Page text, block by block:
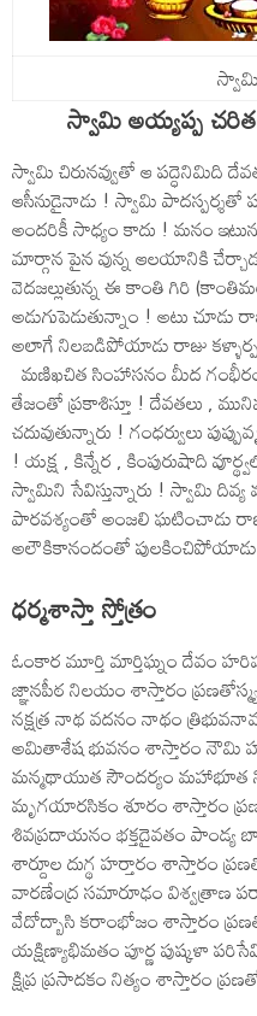
స్వామి అయ్యప్ప
స్వామి చిరునవ్వుతో ఆ పద్ధెనిమిది
ఆసీనుడైనాడు ! స్వామి పాదస్పర్శతో
అందరికీ సాధ్యం కాదు ! మనం
మార్గాన పైన వున్న ఆలయానికి
వెదజల్లుతున్న ఈ కాంతి గిరి
అడుగుపెడుతున్నాం ! అటు
అలాగే నిలబడిపోయాడు రాజు
మణిఖచిత సింహాసనం మీద
తేజంతో ప్రకాశిస్తూ ! దేవతలు ,
చదువుతున్నారు ! గంధర్వులు
! యక్ష , కిన్నేర , కింపురుషాది
స్వామిని సేవిస్తున్నారు ! స్వామి దివ్య
పారవశ్యంతో అంజలి ఘటించాడు రాజు
అలౌకికానందంతో
ధర్మశాస్తా స్తోత్రం
ఓంకార మూర్తి మార్తిఘ్నం దేవం
జ్ఞానపీఠ నిలయం శాస్తారం
నక్షత్ర నాథ వదనం నాథం
అమితాశేష భువనం శాస్తారం నౌమి
మన్మథాయుత సౌందర్యం మహాభూత
మృగయారసికం శూరం శాస్తారం
శివప్రదాయనం భక్తదైవతం పాండ్య
శార్దూల దుగ్థ హర్తారం శాస్తారం
వారణేంద్ర సమారూఢం విశ్వత్రాణ
వేదోద్బాసి కరాంభోజం శాస్తారం
యక్షిణ్యాభిమతం పూర్ణ పుష్కళా
క్షిప్ర ప్రసాదకం నిత్యం శాస్తారం